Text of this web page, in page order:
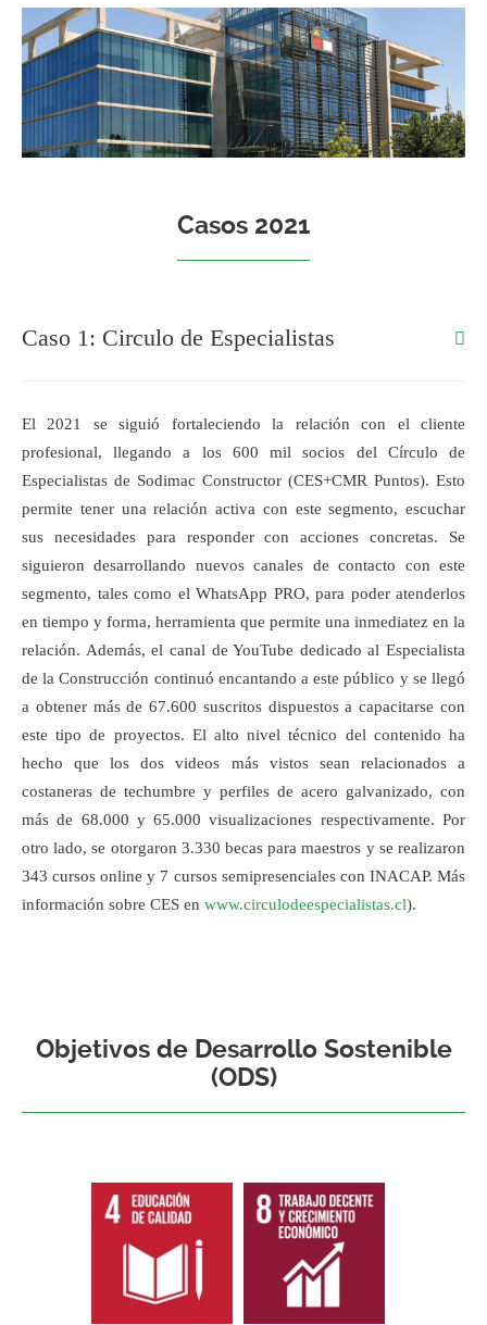
Casos 2021
Caso 1: Circulo de Especialistas
El 2021 se siguió fortaleciendo la relación con el cliente
profesional, llegando a los 600 mil socios del Círculo de
Especialistas de Sodimac Constructor (CES+CMR Puntos). Esto
permite tener una relación activa con este segmento, escuchar
sus necesidades para responder con acciones concretas. Se
siguieron desarrollando nuevos canales de contacto con este
segmento, tales como el WhatsApp PRO, para poder atenderlos
en tiempo y forma, herramienta que permite una inmediatez en la
relación. Además, el canal de YouTube dedicado al Especialista
de la Construcción continuó encantando a este público y se llegó
a obtener más de 67.600 suscritos dispuestos a capacitarse con
este tipo de proyectos. El alto nivel técnico del contenido ha
hecho que los dos videos más vistos sean relacionados a
costaneras de techumbre y perfiles de acero galvanizado, con
más de 68.000 y 65.000 visualizaciones respectivamente. Por
otro lado, se otorgaron 3.330 becas para maestros y se realizaron
343 cursos online y 7 cursos semipresenciales con INACAP. Más
información sobre CES en www.circulodeespecialistas.cl).
Objetivos de Desarrollo Sostenible
(ODS)